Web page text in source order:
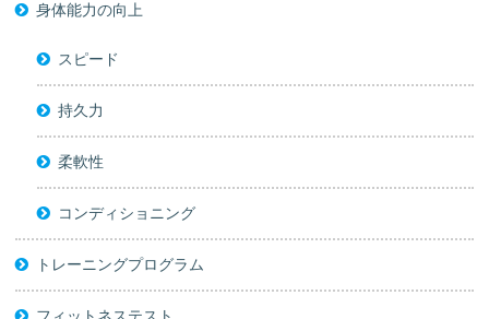
身体能力の向上
スピード
持久力
柔軟性
コンディショニング
トレーニングプログラム